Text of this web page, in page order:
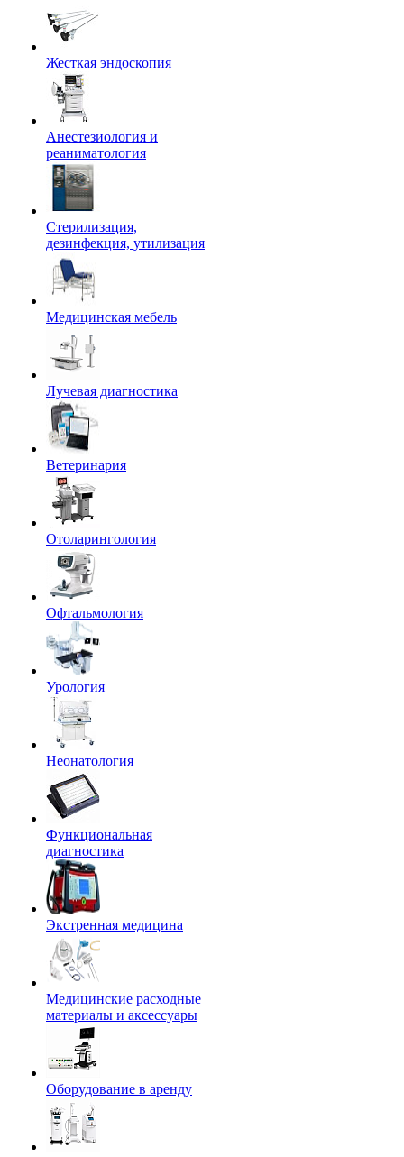
Жесткая эндоскопия
Анестезиология и
реаниматология
Стерилизация,
дезинфекция, утилизация
Медицинская мебель
Лучевая диагностика
Ветеринария
Отоларингология
Офтальмология
Урология
Неонатология
Функциональная
диагностика
Экстренная медицина
Медицинские расходные
материалы и аксессуары
Оборудование в аренду